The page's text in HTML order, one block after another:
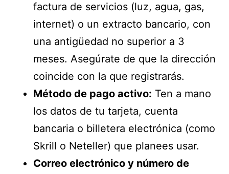
factura de servicios (luz, agua, gas,
internet) o un extracto bancario, con
una antigüedad no superior a 3
meses. Asegúrate de que la dirección
coincide con la que registrarás.
Método de pago activo: Ten a mano
los datos de tu tarjeta, cuenta
bancaria o billetera electrónica (como
Skrill o Neteller) que planees usar.
Correo electrónico y número de